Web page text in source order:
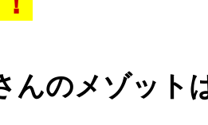
んのメゾット